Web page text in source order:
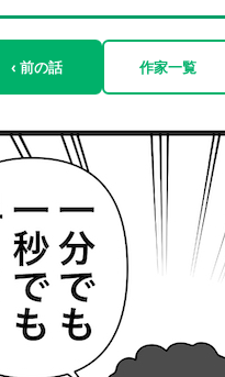
‹ 前の話 作家一覧